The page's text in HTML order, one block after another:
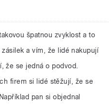
špatnou zvyklost a to
a vím, že lidé nakupují
že se jedná o podvod.
firem si lidé stěžují, že se
pan si objednal